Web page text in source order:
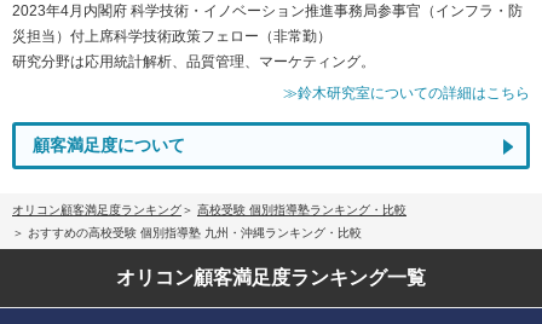
2023年4月内閣府 科学技術・イノベーション推進事務局参事官（インフラ・防
災担当）付上席科学技術政策フェロー（非常勤）
研究分野は応用統計解析、品質管理、マーケティング。
≫鈴木研究室についての詳細はこちら
顧客満足度について
オリコン顧客満足度ランキング
高校受験 個別指導塾ランキング・比較
おすすめの高校受験 個別指導塾 九州・沖縄ランキング・比較
オリコン顧客満足度ランキング一覧